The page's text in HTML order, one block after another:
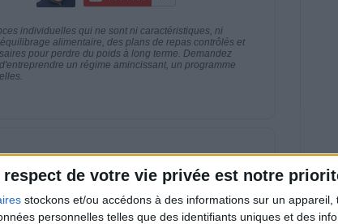
respect de votre vie privée est notre
stockons et/ou accédons à des informations sur un appareil,
personnelles telles que des identifiants uniques et des
individuelles qui ne sont ni caractéristiques, ni
alimentaire, des plans de repas contrôlés et
pour perdre du poids à long terme. Demandez
un régime amincissant, un programme
Voir tout
en live en participant à des vidéo-
diététiciennes du programme.